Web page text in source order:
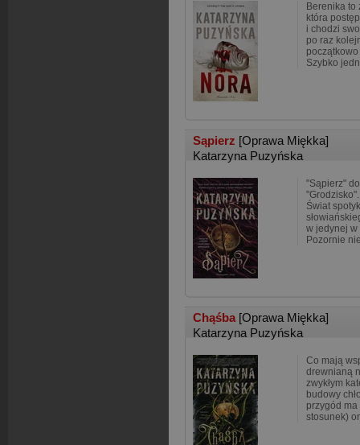
Berenika to
która
i chodzi
po raz
Szybko
Sąpierz [Oprawa Miękka]
Katarzyna Puzyńska
"Sąpierz"
Świat
w jedynej
Pozornie
Chąśba [Oprawa Miękka]
Katarzyna Puzyńska
Co mają
drewnianą
zwykłym
budowy
przygód
stosunek)